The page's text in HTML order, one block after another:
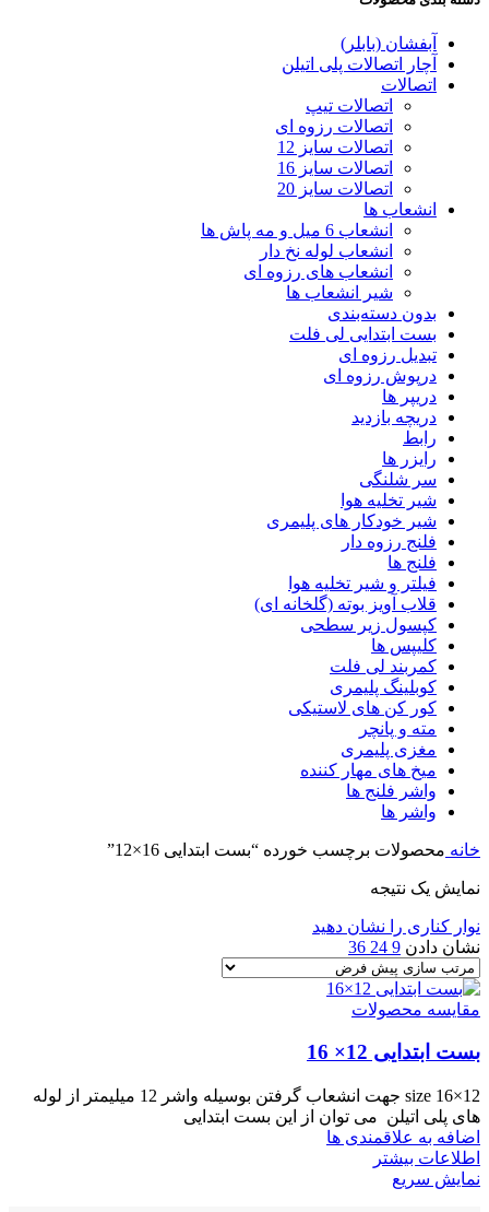
آبفشان (بابلر)
آچار اتصالات پلی اتیلن
اتصالات
اتصالات تیپ
اتصالات رزوه ای
اتصالات سایز 12
اتصالات سایز 16
اتصالات سایز 20
انشعاب ها
انشعاب 6 میل و مه پاش ها
انشعاب لوله نخ دار
انشعاب های رزوه ای
شیر انشعاب ها
بدون دسته‌بندی
بست ابتدایی لی فلت
تبدیل رزوه ای
درپوش رزوه ای
دریپر ها
دریچه بازدید
رابط
رایزر ها
سر شلنگی
شیر تخلیه هوا
شیر خودکار های پلیمری
فلنج رزوه دار
فلنج ها
فیلتر و شیر تخلیه هوا
قلاب آویز بوته (گلخانه ای)
کپسول زیر سطحی
کلیپس ها
کمربند لی فلت
کوبلینگ پلیمری
کور کن های لاستیکی
مته و پانچر
مغزی پلیمری
میخ های مهار کننده
واشر فلنج ها
واشر ها
خانه محصولات برچسب خورده “بست ابتدایی 16×12”
نمایش یک نتیجه
نوار کناری را نشان دهید
نشان دادن 9
24
36
مقایسه محصولات
بست ابتدایی 12× 16
size 16×12 جهت انشعاب گرفتن بوسیله واشر 12 میلیمتر از لوله
های پلی اتیلن می توان از این بست ابتدایی
اضافه به علاقمندی ها
اطلاعات بیشتر
نمایش سریع